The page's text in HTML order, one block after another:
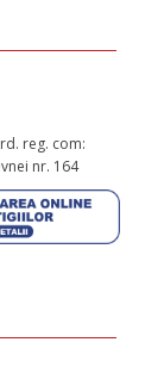
reg. com:
nr. 164